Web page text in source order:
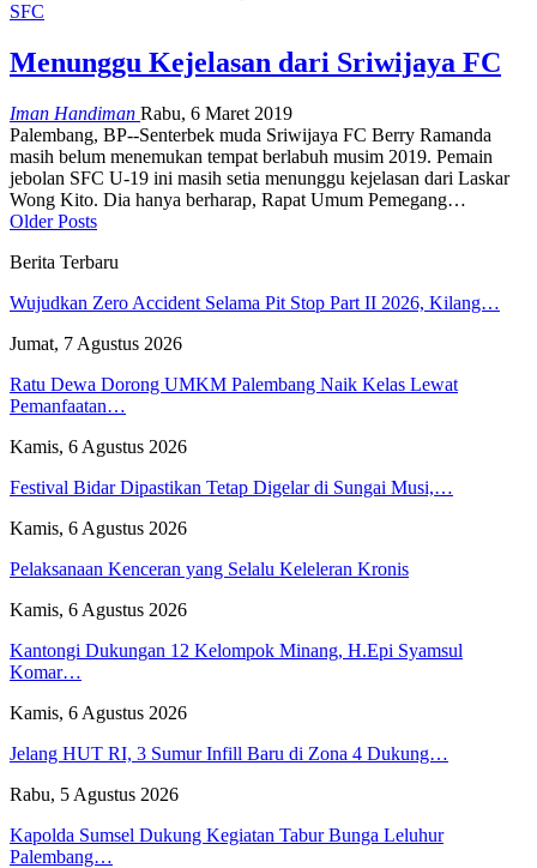
SFC
Menunggu Kejelasan dari Sriwijaya FC
Iman Handiman Rabu, 6 Maret 2019
Palembang, BP--Senterbek muda Sriwijaya FC Berry Ramanda
masih belum menemukan tempat berlabuh musim 2019. Pemain
jebolan SFC U-19 ini masih setia menunggu kejelasan dari Laskar
Wong Kito. Dia hanya berharap, Rapat Umum Pemegang…
Older Posts
Berita Terbaru
Wujudkan Zero Accident Selama Pit Stop Part II 2026, Kilang…
Jumat, 7 Agustus 2026
Ratu Dewa Dorong UMKM Palembang Naik Kelas Lewat
Pemanfaatan…
Kamis, 6 Agustus 2026
Festival Bidar Dipastikan Tetap Digelar di Sungai Musi,…
Kamis, 6 Agustus 2026
Pelaksanaan Kenceran yang Selalu Keleleran Kronis
Kamis, 6 Agustus 2026
Kantongi Dukungan 12 Kelompok Minang, H.Epi Syamsul
Komar…
Kamis, 6 Agustus 2026
Jelang HUT RI, 3 Sumur Infill Baru di Zona 4 Dukung…
Rabu, 5 Agustus 2026
Kapolda Sumsel Dukung Kegiatan Tabur Bunga Leluhur
Palembang…